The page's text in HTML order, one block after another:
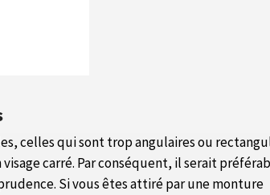
celles qui sont trop angulaires ou
carré. Par conséquent, il serait
Si vous êtes attiré par une monture